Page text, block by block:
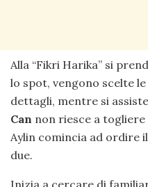
Alla “Fikri Harika” si
lo spot, vengono scelte
dettagli, mentre si
Can non riesce a togliere
Aylin comincia ad ordire
due.
Inizia a cercare di